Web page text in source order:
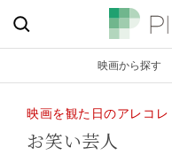
映画から探す
映画を観た日のアレコ
お笑い芸人